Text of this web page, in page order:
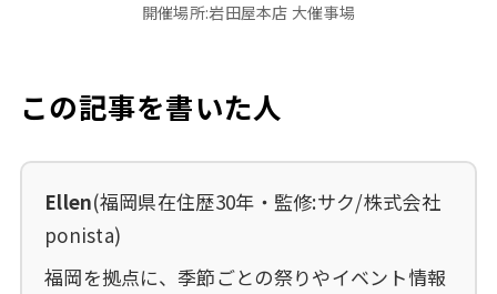
開催場所:岩田屋本店 大催事場
この記事を書いた人
Ellen(福岡県在住歴30年・監修:サク/株式会社
ponista)
福岡を拠点に、季節ごとの祭りやイベント情報